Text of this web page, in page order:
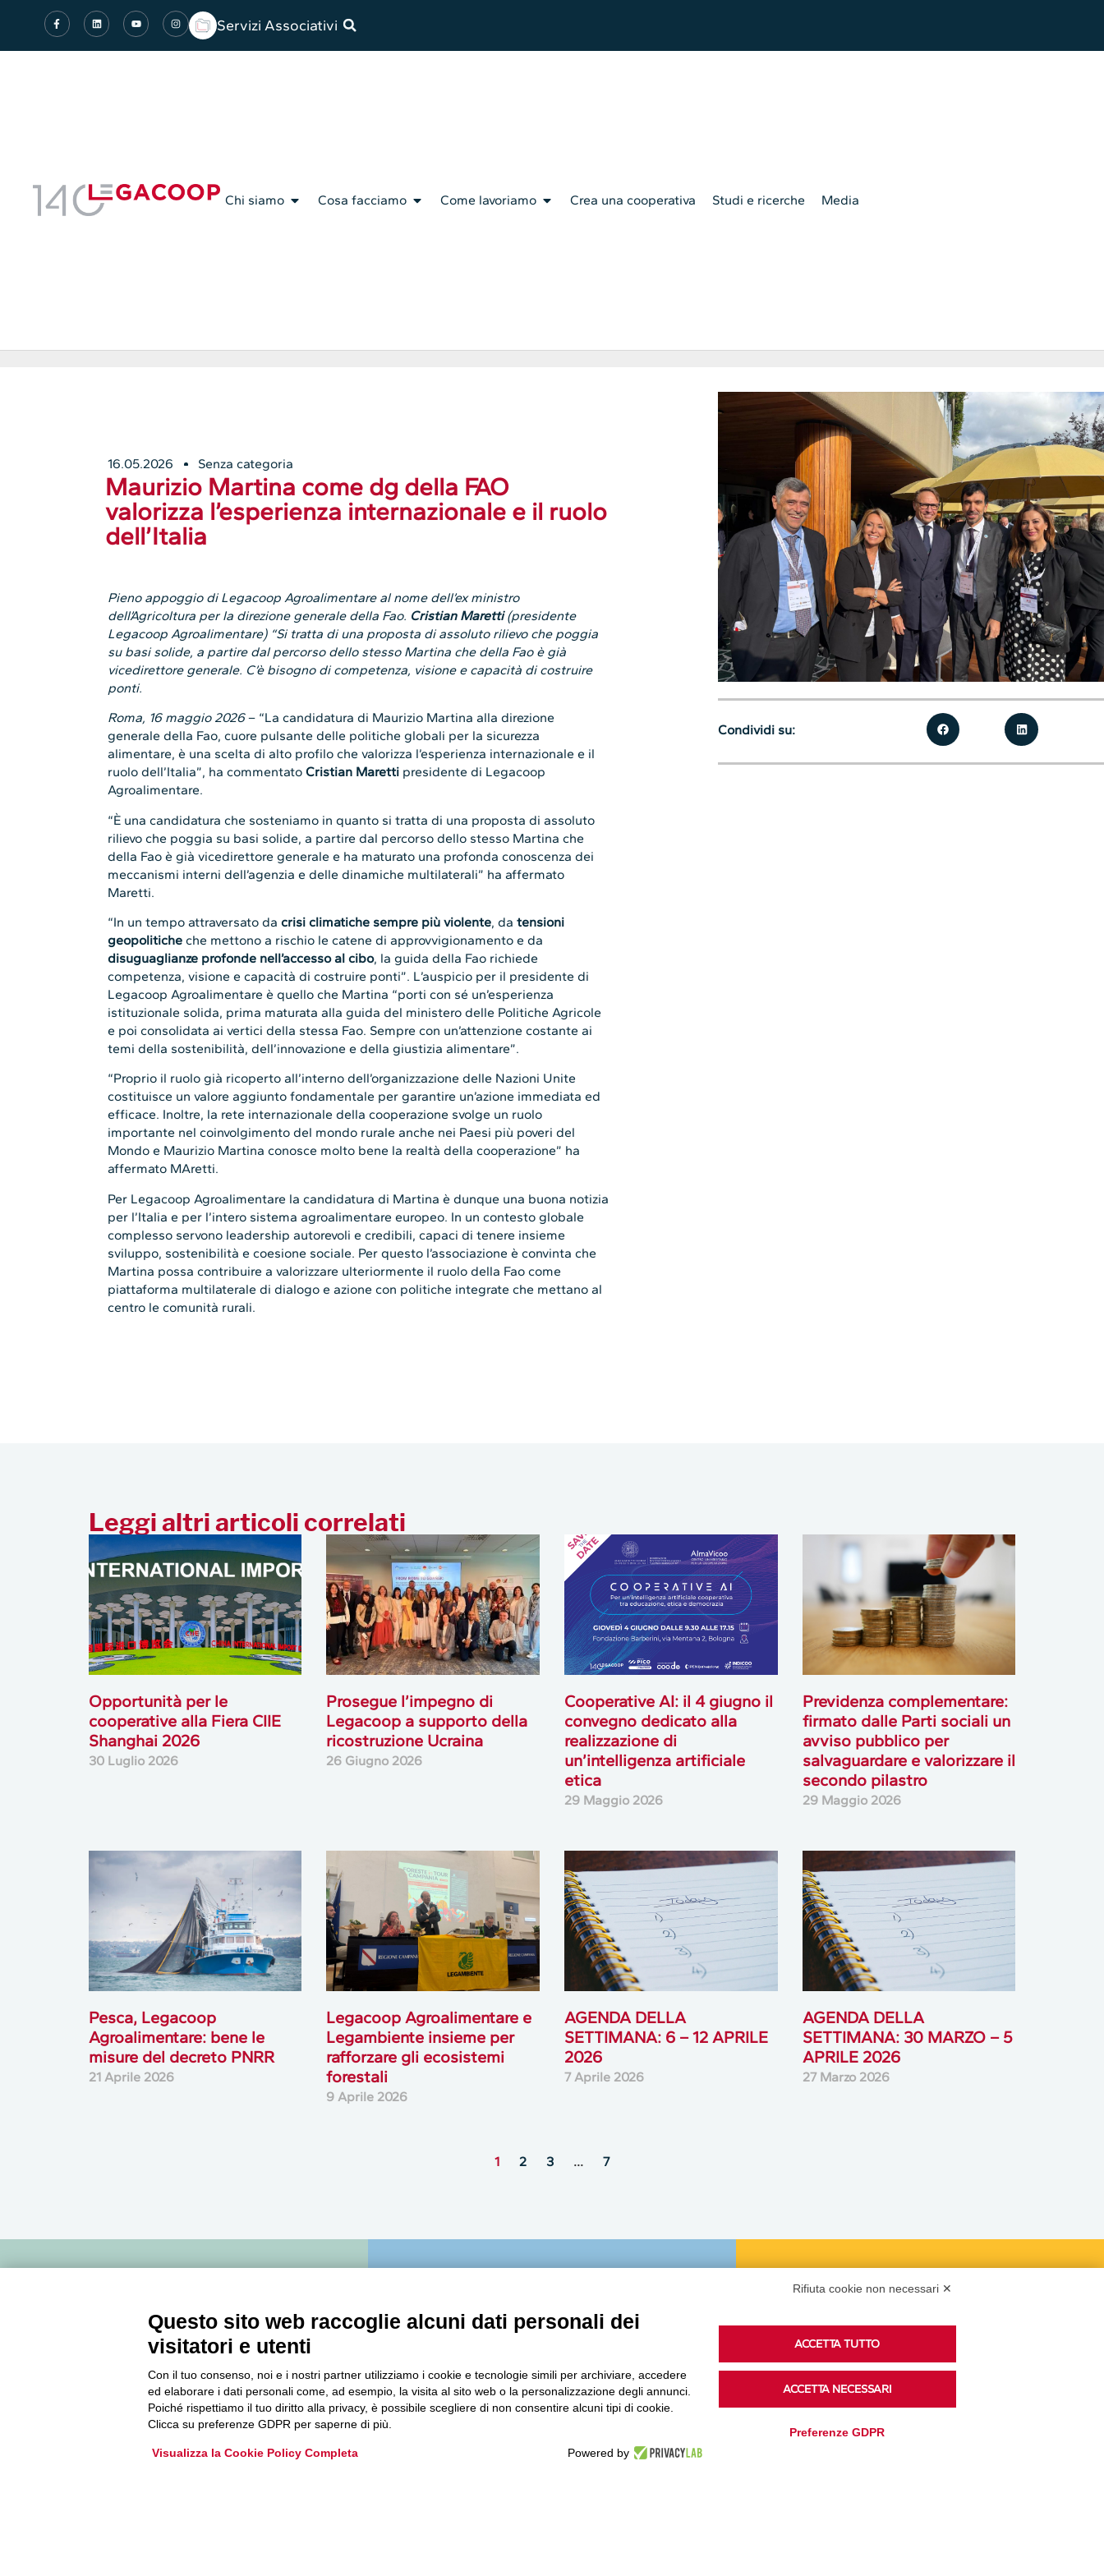
Servizi Associativi
Chi siamo Cosa facciamo Come lavoriamo Crea una cooperativa Studi e ricerche Media
16.05.2026 Senza categoria
Maurizio Martina come dg della FAO
valorizza l’esperienza internazionale e il ruolo
dell’Italia
Pieno appoggio di Legacoop Agroalimentare al nome dell’ex ministro
dell’Agricoltura per la direzione generale della Fao. Cristian Maretti(presidente
Legacoop Agroalimentare) “Si tratta di una proposta di assoluto rilievo che poggia
su basi solide, a partire dal percorso dello stesso Martina che della Fao è già
vicedirettore generale. C’è bisogno di competenza, visione e capacità di costruire
ponti.
Roma, 16 maggio 2026– “La candidatura di Maurizio Martina alla direzione
generale della Fao, cuore pulsante delle politiche globali per la sicurezza
alimentare, è una scelta di alto profilo che valorizza l’esperienza internazionale e il
ruolo dell’Italia”, ha commentatoCristian Maretti presidente di Legacoop
Agroalimentare.
“È una candidatura che sosteniamo in quanto si tratta di una proposta di assoluto
rilievo che poggia su basi solide, a partire dal percorso dello stesso Martina che
della Fao è già vicedirettore generale e ha maturato una profonda conoscenza dei
meccanismi interni dell’agenzia e delle dinamiche multilaterali” ha affermato
Maretti.
“In un tempo attraversato dacrisi climatiche sempre più violente, datensioni
geopolitiche che mettono a rischio le catene di approvvigionamento e da
disuguaglianze profonde nell’accesso al cibo, la guida della Fao richiede
competenza, visione e capacità di costruire ponti”. L’auspicio per il presidente di
Legacoop Agroalimentare è quello che Martina “porti con sé un’esperienza
istituzionale solida, prima maturata alla guida del ministero delle Politiche Agricole
e poi consolidata ai vertici della stessa Fao. Sempre con un’attenzione costante ai
temi della sostenibilità, dell’innovazione e della giustizia alimentare”.
“Proprio il ruolo già ricoperto all’interno dell’organizzazione delle Nazioni Unite
costituisce un valore aggiunto fondamentale per garantire un’azione immediata ed
efficace. Inoltre, la rete internazionale della cooperazione svolge un ruolo
importante nel coinvolgimento del mondo rurale anche nei Paesi più poveri del
Mondo e Maurizio Martina conosce molto bene la realtà della cooperazione” ha
affermato MAretti.
Per Legacoop Agroalimentare la candidatura di Martina è dunque una buona notizia
per l’Italia e per l’intero sistema agroalimentare europeo. In un contesto globale
complesso servono leadership autorevoli e credibili, capaci di tenere insieme
sviluppo, sostenibilità e coesione sociale. Per questo l’associazione è convinta che
Martina possa contribuire a valorizzare ulteriormente il ruolo della Fao come
piattaforma multilaterale di dialogo e azione con politiche integrate che mettano al
centro le comunità rurali.
Condividi su:
Leggi altri articoli correlati
Opportunità per le
cooperative alla Fiera CIIE
Shanghai 2026
30 Luglio 2026
Prosegue l’impegno di
Legacoop a supporto della
ricostruzione Ucraina
26 Giugno 2026
Cooperative AI: il 4 giugno il
convegno dedicato alla
realizzazione di
un’intelligenza artificiale
etica
29 Maggio 2026
Previdenza complementare:
firmato dalle Parti sociali un
avviso pubblico per
salvaguardare e valorizzare il
secondo pilastro
29 Maggio 2026
Pesca, Legacoop
Agroalimentare: bene le
misure del decreto PNRR
21 Aprile 2026
Legacoop Agroalimentare e
Legambiente insieme per
rafforzare gli ecosistemi
forestali
9 Aprile 2026
AGENDA DELLA
SETTIMANA: 6 – 12 APRILE
2026
7 Aprile 2026
AGENDA DELLA
SETTIMANA: 30 MARZO – 5
APRILE 2026
27 Marzo 2026
1 2 3 … 7
Accedi o iscriviti alla nostra Newsletter Legacoop
Informazioni per restare sempre aggiornati sul
mondo della cooperazione.
Guarda i nostri video, storie e webinar.
Podcast
Ascolta i podcast di approfondimento di Legacoop
su Spreaker.
Rifiuta cookie non necessari ✕
Questo sito web raccoglie alcuni dati personali dei
visitatori e utenti
Con il tuo consenso, noi e i nostri partner utilizziamo i cookie e tecnologie simili per archiviare, accedere
ed elaborare i dati personali come, ad esempio, la visita al sito web o la personalizzazione degli annunci.
Poiché rispettiamo il tuo diritto alla privacy, è possibile scegliere di non consentire alcuni tipi di cookie.
Clicca su preferenze GDPR per saperne di più.
Visualizza la Cookie Policy Completa Powered by
ACCETTA TUTTO
ACCETTA NECESSARI
Preferenze GDPR